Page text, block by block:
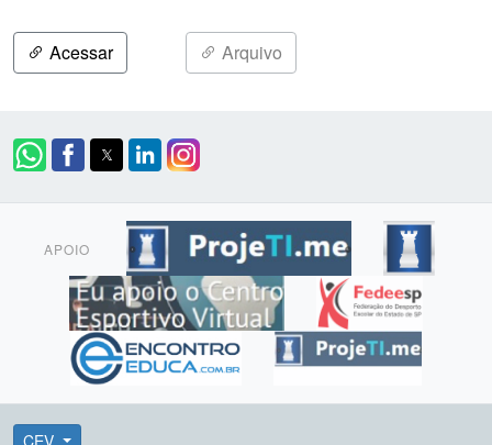
Acessar Arquivo
APOIO
CEV